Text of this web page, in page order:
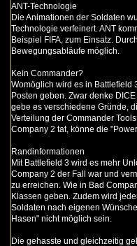
ANT-Technologie
Die Animationen der Soldaten
Technologie verfeinert. ANT
Beispiel FIFA, zum Einsatz.
Bewegungsabläufe möglich.
Kein Commander?
Womöglich wird es in Battlefield
Posten geben. Zwar denke
gebe es verschiedene Gründe,
Verteilung der Commander
Company 2 tat, könne die
Randinformationen
Mit Battlefield 3 wird es mehr
Company 2 der Fall war und
zu erreichen. Wie in Bad
Klassen geben. Zudem wird
Soldaten nach eigenen
Hasen" nicht möglich sein.
Die gehasste und gleichzeitig